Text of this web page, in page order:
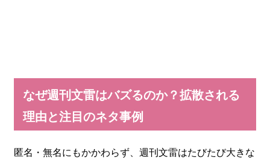
なぜ週刊文雷はバズるのか？拡散される
理由と注目のネタ事例
匿名・無名にもかかわらず、週刊文雷はたびたび大きな